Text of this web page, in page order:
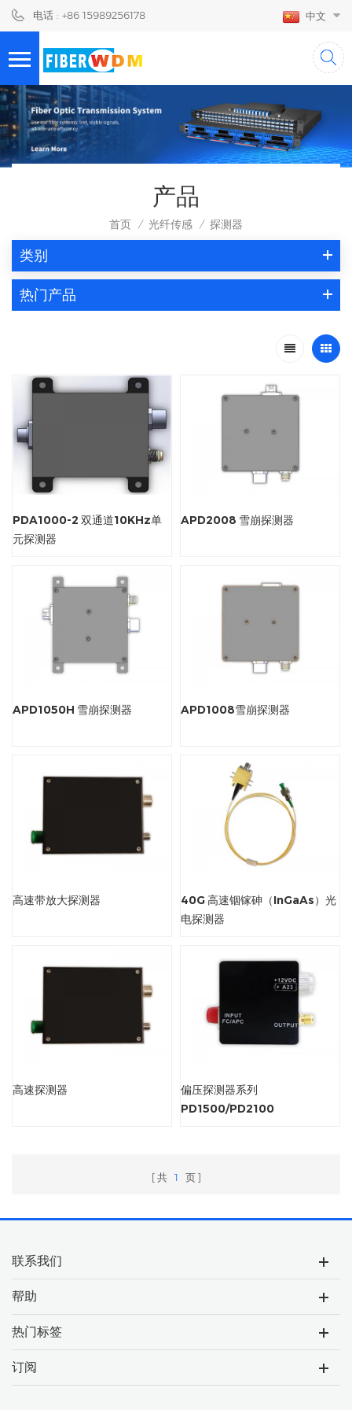
电话 : +86 15989256178 中文
产品
首页 / 光纤传感 / 探测器
类别
热门产品
PDA1000-2 双通道10KHz单
元探测器
APD2008 雪崩探测器
APD1050H 雪崩探测器 APD1008雪崩探测器
高速带放大探测器
40G 高速铟镓砷（InGaAs）光
电探测器
高速探测器
偏压探测器系列
PD1500/PD2100
共 1 页
联系我们
帮助
热门标签
订阅